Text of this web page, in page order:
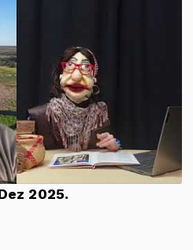
14. Dez 2025.